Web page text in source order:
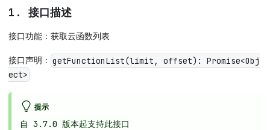
1. 接口描述
接口功能：获取云函数列表
接口声明： getFunctionList(limit, offset): Promise<Obj
ect>
提示
自 3.7.0 版本起支持此接口